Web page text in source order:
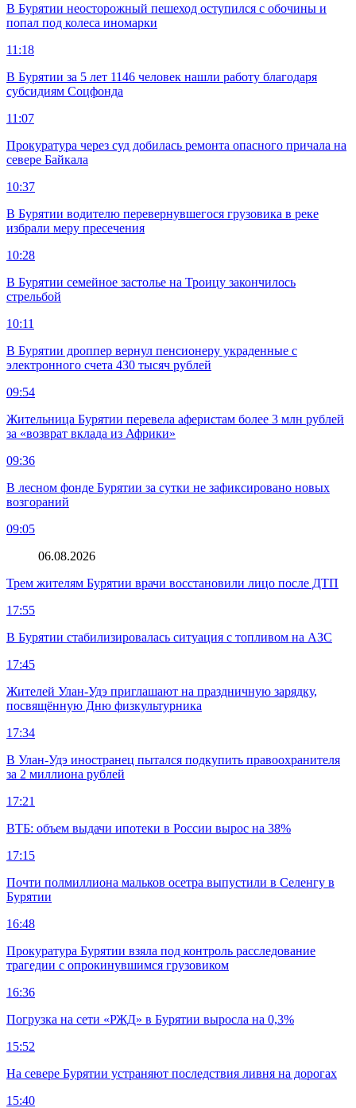
В Бурятии неосторожный пешеход оступился с обочины и
попал под колеса иномарки
11:18
В Бурятии за 5 лет 1146 человек нашли работу благодаря
субсидиям Соцфонда
11:07
Прокуратура через суд добилась ремонта опасного причала на
севере Байкала
10:37
В Бурятии водителю перевернувшегося грузовика в реке
избрали меру пресечения
10:28
В Бурятии семейное застолье на Троицу закончилось
стрельбой
10:11
В Бурятии дроппер вернул пенсионеру украденные с
электронного счета 430 тысяч рублей
09:54
Жительница Бурятии перевела аферистам более 3 млн рублей
за «возврат вклада из Африки»
09:36
В лесном фонде Бурятии за сутки не зафиксировано новых
возгораний
09:05
06.08.2026
Трем жителям Бурятии врачи восстановили лицо после ДТП
17:55
В Бурятии стабилизировалась ситуация с топливом на АЗС
17:45
Жителей Улан-Удэ приглашают на праздничную зарядку,
посвящённую Дню физкультурника
17:34
В Улан-Удэ иностранец пытался подкупить правоохранителя
за 2 миллиона рублей
17:21
ВТБ: объем выдачи ипотеки в России вырос на 38%
17:15
Почти полмиллиона мальков осетра выпустили в Селенгу в
Бурятии
16:48
Прокуратура Бурятии взяла под контроль расследование
трагедии с опрокинувшимся грузовиком
16:36
Погрузка на сети «РЖД» в Бурятии выросла на 0,3%
15:52
На севере Бурятии устраняют последствия ливня на дорогах
15:40